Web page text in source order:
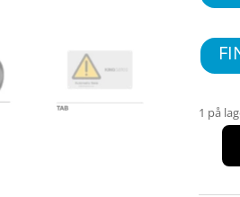
1 på